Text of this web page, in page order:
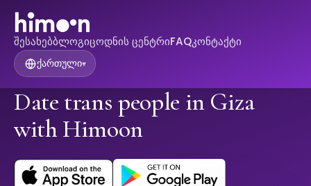
შესახებბლოგიცოდნის ცენტრიFAQკონტაქტი
ქართული▾
Date trans people in Giza
with Himoon